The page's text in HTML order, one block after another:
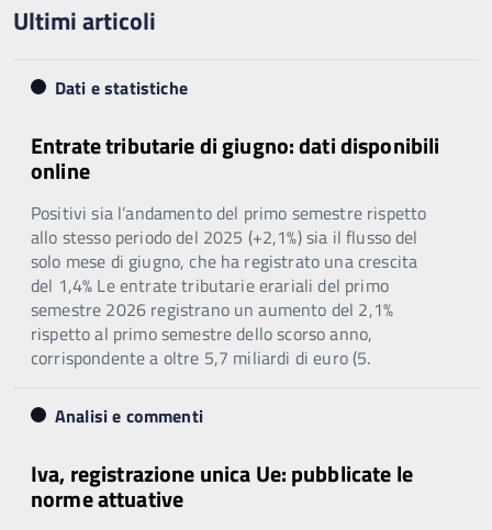
Ultimi articoli
Dati e statistiche
Entrate tributarie di giugno: dati disponibili
online
Positivi sia l’andamento del primo semestre rispetto
allo stesso periodo del 2025 (+2,1%) sia il flusso del
solo mese di giugno, che ha registrato una crescita
del 1,4% Le entrate tributarie erariali del primo
semestre 2026 registrano un aumento del 2,1%
rispetto al primo semestre dello scorso anno,
corrispondente a oltre 5,7 miliardi di euro (5.
Analisi e commenti
Iva, registrazione unica Ue: pubblicate le
norme attuative